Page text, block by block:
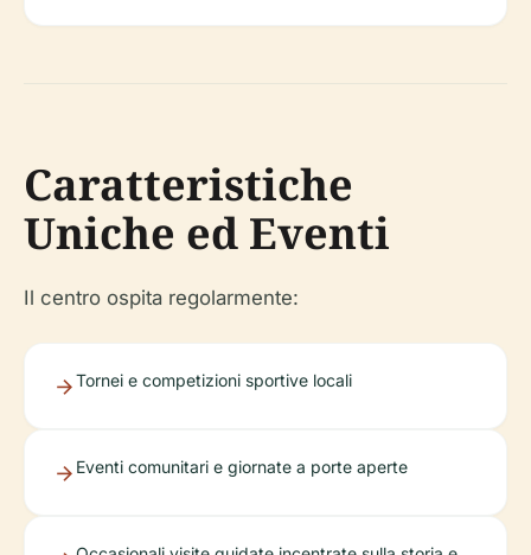
Caratteristiche
Uniche ed Eventi
Il centro ospita regolarmente:
Tornei e competizioni sportive locali
Eventi comunitari e giornate a porte aperte